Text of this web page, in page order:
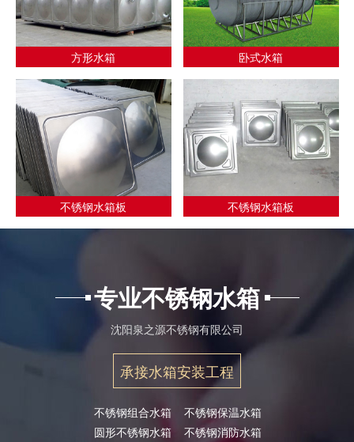
方形水箱 卧式水箱
不锈钢水箱板 不锈钢水箱板
专业不锈钢水箱
沈阳泉之源不锈钢有限公司
承接水箱安装工程
不锈钢组合水箱
圆形不锈钢水箱
不锈钢保温水箱
不锈钢消防水箱